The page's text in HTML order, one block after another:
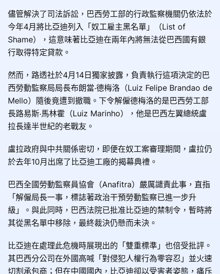
儘管解決了司法訴訟，巴西勞工部的行政監察機關仍依法於
今年4月將比亞迪列入「奴工雇主黑名單」（List of
Shame），這意味著比亞迪在兩年內將無法從巴西國有銀
行取得特定貸款。
然而，路透社於4月14日獨家披露，負責執行這項決定的巴
西勞動監察局局長布朗當‧德梅洛（Luiz Felipe Brandao de
Mello）隨後竟遭到撤職。下令解僱德梅洛的是巴西勞工部
長路易斯‧馬林霍（Luiz Marinho），他是巴西左翼總統盧
拉長達半世紀的老戰友。
盧拉政府與中共關係密切，即便在奴工案審理期間，盧拉仍
於去年10月出席了比亞迪工廠的揭幕典禮。
巴西全國勞動監察員協會（Anafitra）嚴厲譴責此事，直指
「解僱局長一事，標誌著政治干預勞動監察已進一步升
級」。與此同時，巴西法院已批准比亞迪的禁制令，暫時將
其從黑名單中移除，最終裁決仍懸而未決。
比亞迪在處理此危機時展現出的「雙重標準」也倍受批評。
其巴西分公司在外國高喊「對侵犯人權行為零容忍」並火速
切割承包商；但在中國國內，比亞迪卻以受害者姿態，痛斥